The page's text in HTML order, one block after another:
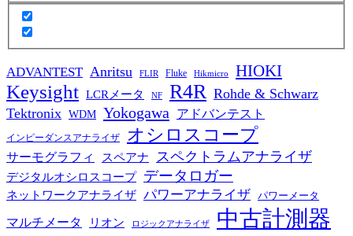
ADVANTEST Anritsu FLIR Fluke Hikmicro HIOKI
Keysight LCRメータ NF R4R Rohde & Schwarz
Tektronix WDM Yokogawa アドバンテスト
インピーダンスアナライザ オシロスコープ
サーモグラフィ スペアナ スペクトラムアナライザ
デジタルオシロスコープ データロガー
ネットワークアナライザ パワーアナライザ パワーメータ
マルチメータ リオン ロジックアナライザ 中古計測器